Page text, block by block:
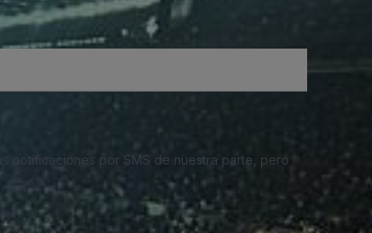
notificaciones por SMS de nuestra parte, pero